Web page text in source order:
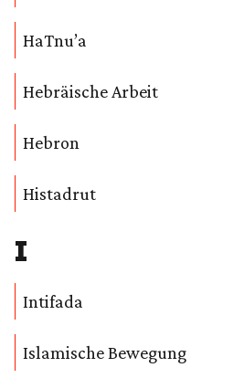
HaTnu’a
Hebräische Arbeit
Hebron
Histadrut
I
Intifada
Islamische Bewegung